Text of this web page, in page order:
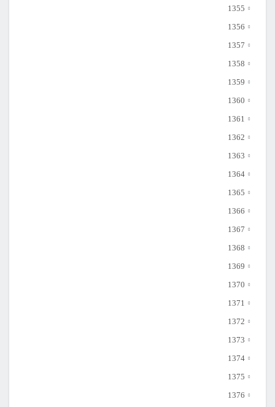
1355
1356
1357
1358
1359
1360
1361
1362
1363
1364
1365
1366
1367
1368
1369
1370
1371
1372
1373
1374
1375
1376